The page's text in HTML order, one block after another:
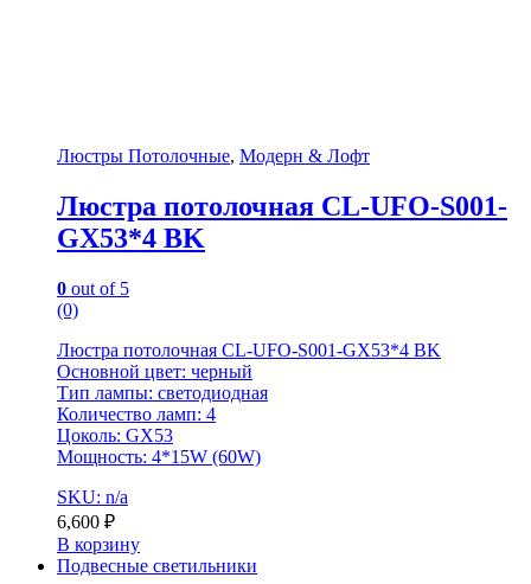
Люстры Потолочные, Модерн & Лофт
Люстра потолочная CL-UFO-S001-
GX53*4 BK
0 out of 5
(0)
Люстра потолочная CL-UFO-S001-GX53*4 BK
Основной цвет: черный
Тип лампы: светодиодная
Количество ламп: 4
Цоколь: GX53
Мощность: 4*15W (60W)
SKU: n/a
6,600 ₽
В корзину
Подвесные светильники